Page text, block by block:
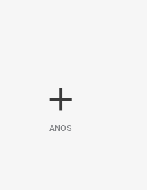
+
ANOS